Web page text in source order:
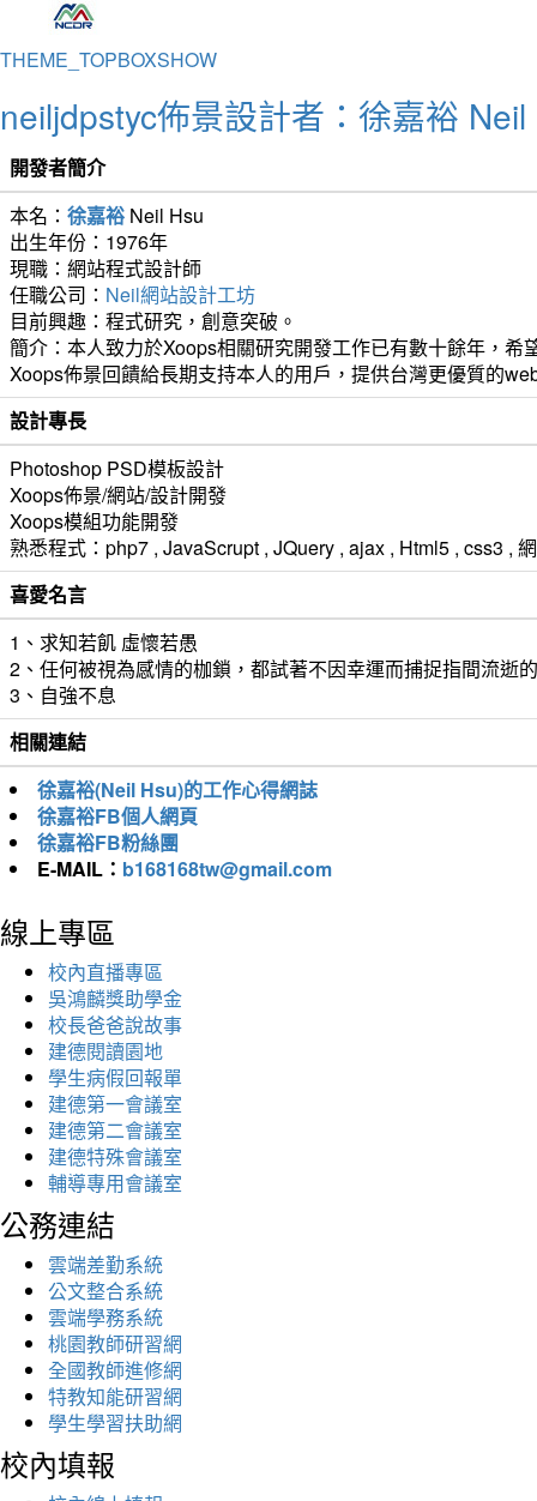
THEME_TOPBOXSHOW
neiljdpstyc佈景設計者：徐嘉裕
開發者簡介
本名： 徐嘉裕 Neil Hsu
出生年份：1976年
現職：網站程式設計師
任職公司： Neil網站設計工坊
目前興趣：程式研究，創意突破。
簡介：本人致力於Xoops相關研究開發工作已有數十餘年，
Xoops佈景回饋給長期支持本人的用戶，提供台灣更優質的
設計專長
Photoshop PSD模板設計
Xoops佈景/網站/設計開發
Xoops模組功能開發
熟悉程式：php7 , JavaScrupt , JQuery , ajax , Html5 , css3 ,
喜愛名言
1、求知若飢 虛懷若愚
2、任何被視為感情的枷鎖，都試著不因幸運而捕捉指間流逝
3、自強不息
相關連結
徐嘉裕(Neil Hsu)的工作心得網誌
徐嘉裕FB個人網頁
徐嘉裕FB粉絲團
E-MAIL： b168168tw@gmail.com
線上專區
校內直播專區
吳鴻麟獎助學金
校長爸爸說故事
建德閱讀園地
學生病假回報單
建德第一會議室
建德第二會議室
建德特殊會議室
輔導專用會議室
公務連結
雲端差勤系統
公文整合系統
雲端學務系統
桃園教師研習網
全國教師進修網
特教知能研習網
學生學習扶助網
校內填報